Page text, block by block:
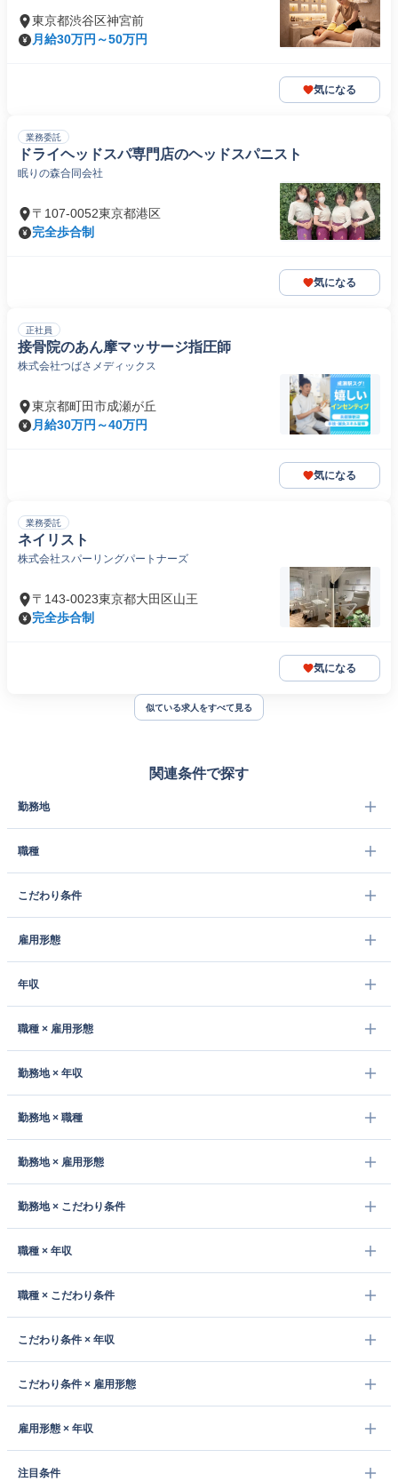
東京都渋谷区神宮前
月給30万円～50万円
気になる
業務委託
ドライヘッドスパ専門店のヘッドスパニスト
眠りの森合同会社
〒107-0052東京都港区
完全歩合制
気になる
正社員
接骨院のあん摩マッサージ指圧師
株式会社つばさメディックス
東京都町田市成瀬が丘
月給30万円～40万円
気になる
業務委託
ネイリスト
株式会社スパーリングパートナーズ
〒143-0023東京都大田区山王
完全歩合制
気になる
似ている求人をすべて見る
関連条件で探す
勤務地
職種
こだわり条件
雇用形態
年収
職種 × 雇用形態
勤務地 × 年収
勤務地 × 職種
勤務地 × 雇用形態
勤務地 × こだわり条件
職種 × 年収
職種 × こだわり条件
こだわり条件 × 年収
こだわり条件 × 雇用形態
雇用形態 × 年収
注目条件